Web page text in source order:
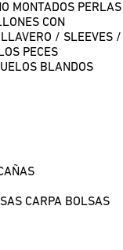
MONTADOS PERLAS
CON
/ SLEEVES /
PECES
BLANDOS
CARPA BOLSAS